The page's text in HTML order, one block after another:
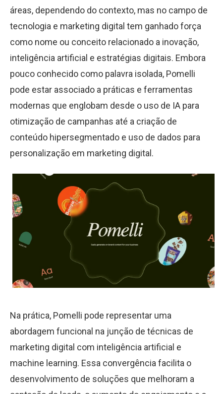
áreas, dependendo do contexto, mas no campo de
tecnologia e marketing digital tem ganhado força
como nome ou conceito relacionado a inovação,
inteligência artificial e estratégias digitais. Embora
pouco conhecido como palavra isolada, Pomelli
pode estar associado a práticas e ferramentas
modernas que englobam desde o uso de IA para
otimização de campanhas até a criação de
conteúdo hipersegmentado e uso de dados para
personalização em marketing digital.
Na prática, Pomelli pode representar uma
abordagem funcional na junção de técnicas de
marketing digital com inteligência artificial e
machine learning. Essa convergência facilita o
desenvolvimento de soluções que melhoram a